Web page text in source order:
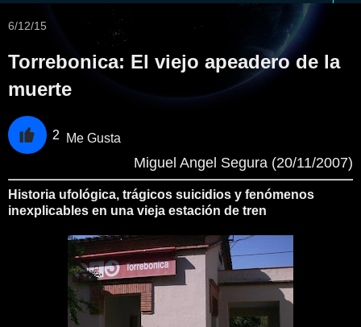
6/12/15
Torrebonica: El viejo apeadero de la
muerte
2 Me Gusta
Miguel Angel Segura (20/11/2007)
Historia ufológica, trágicos suicidios y fenómenos
inexplicables en una vieja estación de tren